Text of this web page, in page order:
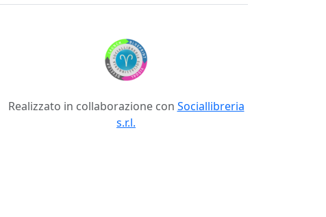
Realizzato in collaborazione con Sociallibreria
s.r.l.